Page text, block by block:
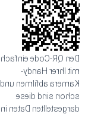
Den QR-Code einfach
mit Ihrer Handy-
Kamera abfilmen und
schon sind diese
dargestellten Daten in